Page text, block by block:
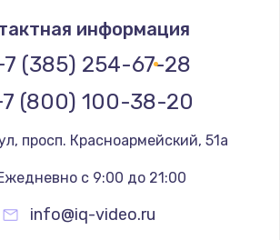
информация
(385) 254-67-28
(800) 100-38-20
, просп. Красноармейский, 51а
с 9:00 до 21:00
info@iq-video.ru